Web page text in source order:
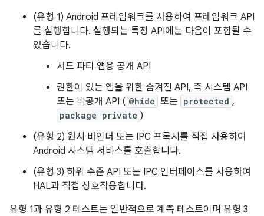
(유형 1) Android 프레임워크를 사용하여 프레임워크 API
를 실행합니다. 실행되는 특정 API에는 다음이 포함될 수
있습니다.
서드 파티 앱용 공개 API
권한이 있는 앱을 위한 숨겨진 API, 즉 시스템 API
또는 비공개 API ( @hide 또는 protected ,
package private )
(유형 2) 원시 바인더 또는 IPC 프록시를 직접 사용하여
Android 시스템 서비스를 호출합니다.
(유형 3) 하위 수준 API 또는 IPC 인터페이스를 사용하여
HAL과 직접 상호작용합니다.
유형 1과 유형 2 테스트는 일반적으로 계측 테스트이며 유형 3